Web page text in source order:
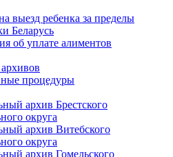
выезд ребенка за пределы
Беларусь
об уплате алиментов
процедуры
архив Брестского
округа
архив Витебского
округа
архив Гомельского